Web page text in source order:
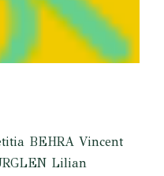
BEHRA Vincent
Lilian